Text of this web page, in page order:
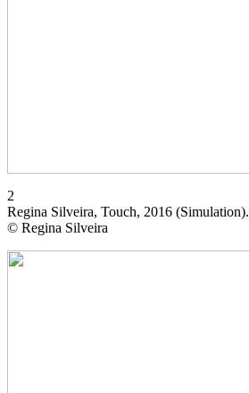
2
Regina Silveira, Touch, 2016 (Simulation).
© Regina Silveira